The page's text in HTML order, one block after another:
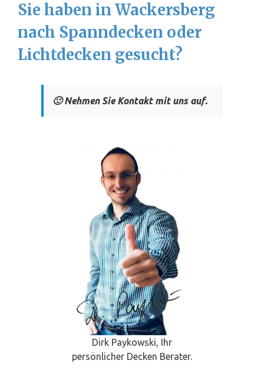
Sie haben in Wackersberg
nach Spanndecken oder
Lichtdecken gesucht?
🙂 Nehmen Sie Kontakt mit uns auf.
Dirk Paykowski, Ihr
persönlicher Decken Berater.